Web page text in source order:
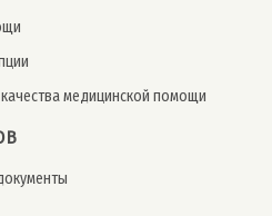
медицинской помощи